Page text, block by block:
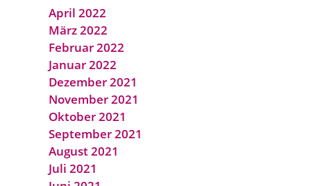
April 2022
März 2022
Februar 2022
Januar 2022
Dezember 2021
November 2021
Oktober 2021
September 2021
August 2021
Juli 2021